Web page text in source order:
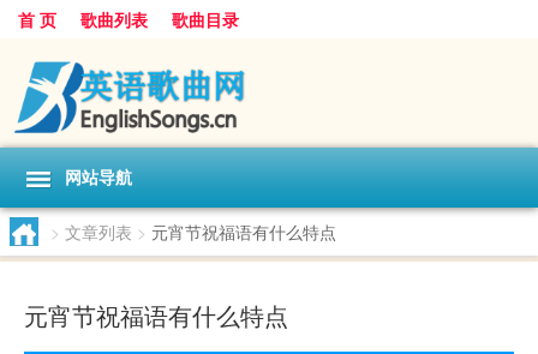
首 页 歌曲列表 歌曲目录
网站导航
> 文章列表 > 元宵节祝福语有什么特点
元宵节祝福语有什么特点